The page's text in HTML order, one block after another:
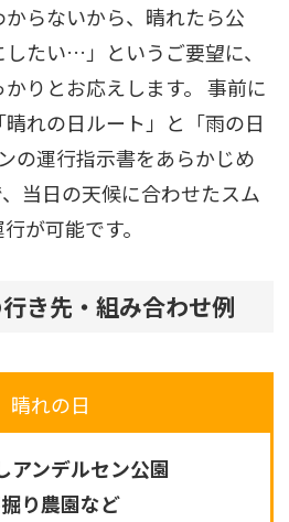
からないから、晴れたら公
たい…」というご要望に、
りとお応えします。 事前に
れの日ルート」と「雨の日
の運行指示書をあらかじめ
当日の天候に合わせたスム
が可能です。
き先・組み合わせ例
晴れの日
アンデルセン公園
り農園など